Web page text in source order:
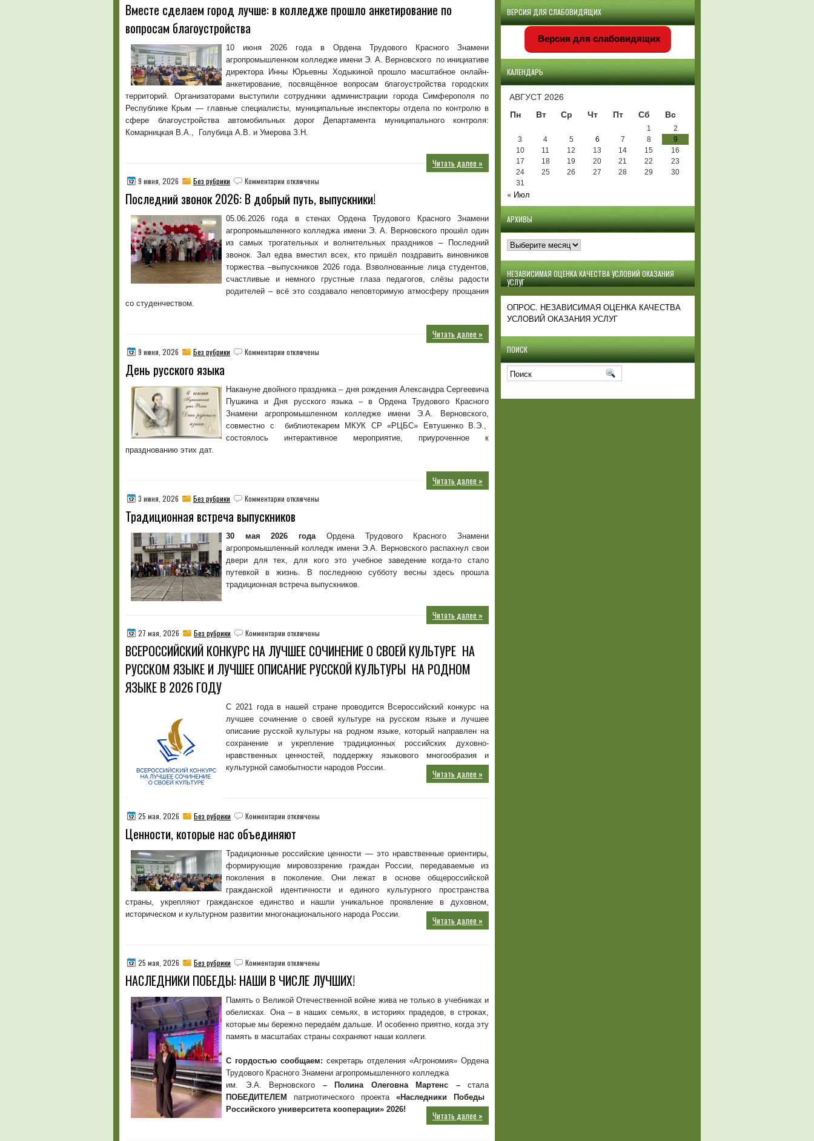
Вместе
лучше:
в
колледже
прошло
анкетирование
по
вопросам
благоустройства
Вместе сделаем город лучше: в колледже прошло анкетирование по
вопросам благоустройства
10 июня 2026 года в Ордена Трудового Красного Знамени
агропромышленном колледже имени Э. А. Верновского по инициативе
директора Инны Юрьевны Ходыкиной прошло масштабное онлайн-
анкетирование, посвящённое вопросам благоустройства городских
территорий. Организаторами выступили сотрудники администрации города Симферополя по
Республике Крым — главные специалисты, муниципальные инспекторы отдела по контролю в
сфере благоустройства автомобильных дорог Департамента муниципального контроля:
Комарницкая В.А., Голубица А.В. и Умерова З.Н.
Читать далее »
9 июня, 2026 Без рубрики Комментарии к
Последний
2026:
В
добрый
путь,
выпускники!
отключены
Последний звонок 2026: В добрый путь, выпускники!
05.06.2026 года в стенах Ордена Трудового Красного Знамени
агропромышленного колледжа имени Э. А. Верновского прошёл один
из самых трогательных и волнительных праздников – Последний
звонок. Зал едва вместил всех, кто пришёл поздравить виновников
торжества –выпускников 2026 года. Взволнованные лица студентов,
счастливые и немного грустные глаза педагогов, слёзы радости
родителей – всё это создавало неповторимую атмосферу прощания
со студенчеством.
Читать далее »
9 июня, 2026 Без рубрики Комментарии к
языка
отключены
День русского языка
Накануне двойного праздника – дня рождения Александра Сергеевича
Пушкина и Дня русского языка – в Ордена Трудового Красного
Знамени агропромышленном колледже имени Э.А. Верновского,
совместно с библиотекарем МКУК СР «РЦБС» Евтушенко В.Э.,
состоялось интерактивное мероприятие, приуроченное к
празднованию этих дат.
Читать далее »
3 июня, 2026 Без рубрики Комментарии к
Традиционная
встреча
выпускников
отключены
Традиционная встреча выпускников
30 мая 2026 годаОрдена Трудового Красного Знамени
агропромышленный колледж имени Э.А. Верновского распахнул свои
двери для тех, для кого это учебное заведение когда-то стало
путевкой в жизнь. В последнюю субботу весны здесь прошла
традиционная встреча выпускников.
Читать далее »
27 мая, 2026 Без рубрики Комментарии к
ВСЕРОССИЙСКИЙ
КОНКУРС
НА
О
СВОЕЙ
КУЛЬТУРЕ
НА
РУССКОМ
ЯЗЫКЕ
КУЛЬТУРЫ
РОДНОМ
ЯЗЫКЕ
2026
ГОДУ
отключены
ВСЕРОССИЙСКИЙ КОНКУРС НА ЛУЧШЕЕ СОЧИНЕНИЕ О СВОЕЙ КУЛЬТУРЕ НА
РУССКОМ ЯЗЫКЕ И ЛУЧШЕЕ ОПИСАНИЕ РУССКОЙ КУЛЬТУРЫ НА РОДНОМ
ЯЗЫКЕ В 2026 ГОДУ
С 2021 года в нашей стране проводится Всероссийский конкурс на
лучшее сочинение о своей культуре на русском языке и лучшее
описание русской культуры на родном языке, который направлен на
сохранение и укрепление традиционных российских духовно-
нравственных ценностей, поддержку языкового многообразия и
культурной самобытности народов России.
Читать далее »
25 мая, 2026 Без рубрики Комментарии к
Ценности,
которые
нас
объединяют
отключены
Ценности, которые нас объединяют
Традиционные российские ценности — это нравственные ориентиры,
формирующие мировоззрение граждан России, передаваемые из
поколения в поколение. Они лежат в основе общероссийской
гражданской идентичности и единого культурного пространства
страны, укрепляют гражданское единство и нашли уникальное проявление в духовном,
историческом и культурном развитии многонационального народа России.
Читать далее »
25 мая, 2026 Без рубрики Комментарии к
НАСЛЕДНИКИ
ПОБЕДЫ:
НАШИ
В
ЧИСЛЕ
ЛУЧШИХ!
отключены
НАСЛЕДНИКИ ПОБЕДЫ: НАШИ В ЧИСЛЕ ЛУЧШИХ!
Память о Великой Отечественной войне жива не только в учебниках и
обелисках. Она – в наших семьях, в историях прадедов, в строках,
которые мы бережно передаём дальше. И особенно приятно, когда эту
память в масштабах страны сохраняют наши коллеги.
С гордостью сообщаем: секретарь отделения «Агрономия» Ордена
Трудового Красного Знамени агропромышленного колледжа
им. Э.А. Верновского – Полина Олеговна Мартенс – стала
ПОБЕДИТЕЛЕМ патриотического проекта«Наследники Победы
Российского университета кооперации» 2026!
Читать далее »
ВЕРСИЯ ДЛЯ СЛАБОВИДЯЩИХ
Версия для слабовидящих
КАЛЕНДАРЬ
АВГУСТ 2026
Пн
Вт Ср Чт Пт Сб Вс
1
2
3
4 5 6 7 8
9
10
11 12 13 14 15
16
17
18 19 20 21 22
23
24
25 26 27 28 29
30
31
« Июл
АРХИВЫ
Архивы
НЕЗАВИСИМАЯ ОЦЕНКА КАЧЕСТВА УСЛОВИЙ ОКАЗАНИЯ
УСЛУГ
ОПРОС. НЕЗАВИСИМАЯ ОЦЕНКА КАЧЕСТВА
УСЛОВИЙ ОКАЗАНИЯ УСЛУГ
ПОИСК